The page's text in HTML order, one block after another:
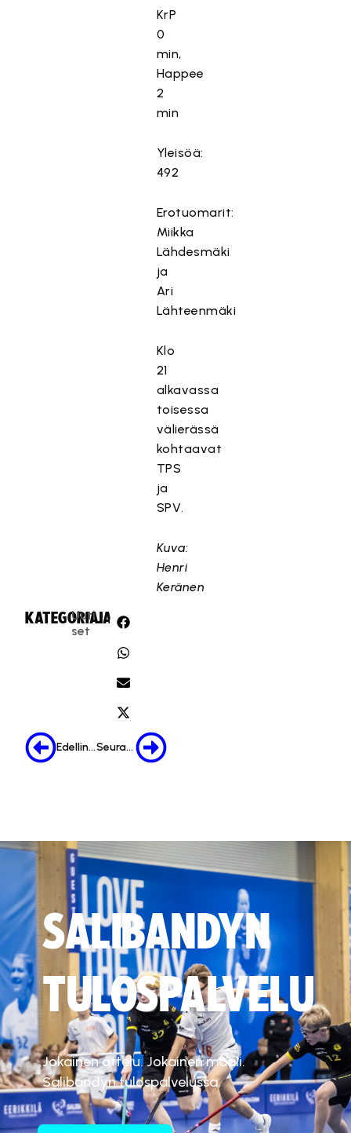
KrP
0
min,
Happee
2
min
Yleisöä:
492
Erotuomarit:
Miikka
Lähdesmäki
ja
Ari
Lähteenmäki
Klo
21
alkavassa
toisessa
välierässä
kohtaavat
TPS
ja
SPV.
Kuva:
Henri
Keränen
KATEGORIA:
Uuti
set
JAA:
Edellinen Seuraava
SALIBANDYN
TULOSPALVELU
Jokainen ottelu. Jokainen maali.
Salibandyn tulospalvelussa.